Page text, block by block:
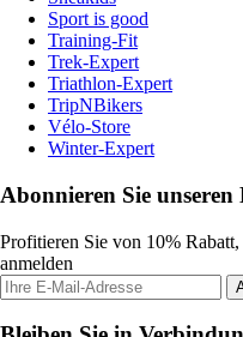
Sport is good
Training-Fit
Trek-Expert
Triathlon-Expert
TripNBikers
Vélo-Store
Winter-Expert
Abonnieren Sie unseren
Profitieren Sie von 10%
anmelden